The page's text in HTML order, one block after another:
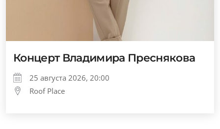
Концерт Владимира Преснякова
25 августа 2026, 20:00
Roof Place